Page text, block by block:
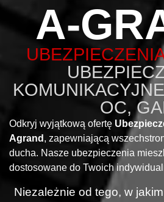
A-
OC,
Odkryj wyjątkową ofertę
Agrand , zapewniającą
ducha. Nasze ubezpieczenia
dostosowane do Twoich
Niezależnie od tego, w